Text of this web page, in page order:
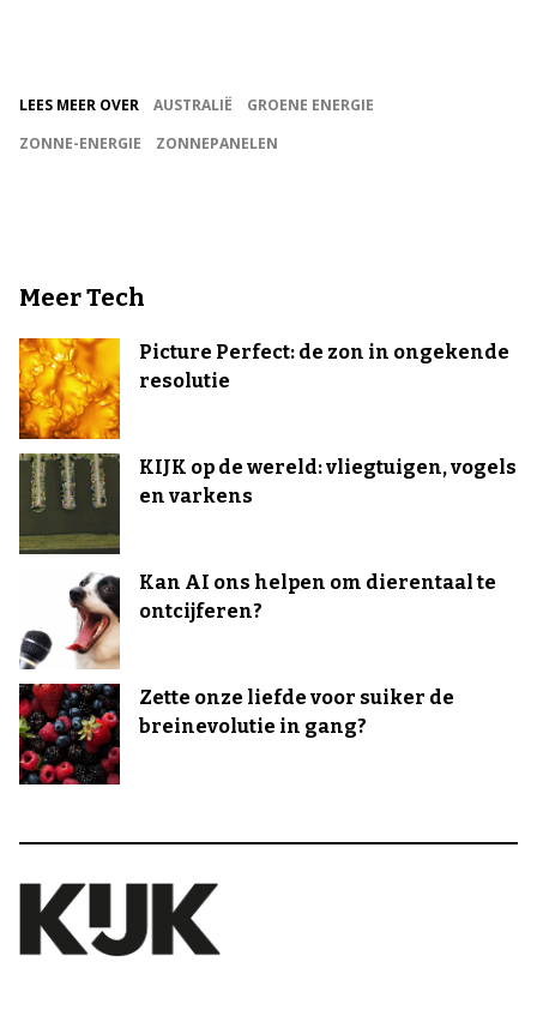
LEES MEER OVER AUSTRALIË
GROENE ENERGIE
ZONNE-ENERGIE
ZONNEPANELEN
Meer Tech
Picture Perfect: de zon in ongekende
resolutie
KIJK op de wereld: vliegtuigen, vogels
en varkens
Kan AI ons helpen om dierentaal te
ontcijferen?
Zette onze liefde voor suiker de
breinevolutie in gang?